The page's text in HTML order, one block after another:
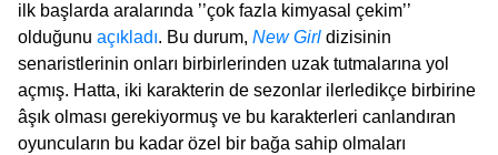
ilk başlarda aralarında ’’çok fazla kimyasal çekim’’
olduğunu açıkladı. Bu durum, New Girl dizisinin
senaristlerinin onları birbirlerinden uzak tutmalarına yol
açmış. Hatta, iki karakterin de sezonlar ilerledikçe birbirine
âşık olması gerekiyormuş ve bu karakterleri canlandıran
oyuncuların bu kadar özel bir bağa sahip olmaları